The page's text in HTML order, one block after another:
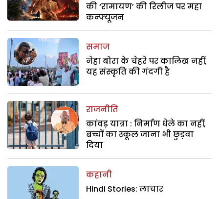
की ‘रामायण’ की रिलीज पर महा
कन्फ्यूजन
समाज
नेहा बोरा के चेहरे पर कालिख नहीं,
यह संस्कृति की गंदगी है
राजनीति
कांवड़ यात्रा : निर्माण धेले का नहीं,
बच्चों का स्कूल जाना भी छुड़वा
दिया
कहानी
Hindi Stories: लाचार